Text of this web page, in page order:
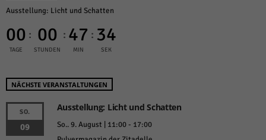
Ausstellung: Licht und Schatten
00
TAGE
: 00
STUNDEN
: 47
MIN
: 34
SEK
NÄCHSTE VERANSTALTUNGEN
SO.
09
Ausstellung: Licht und Schatten
So.. 9. August | 11:00- 17:00